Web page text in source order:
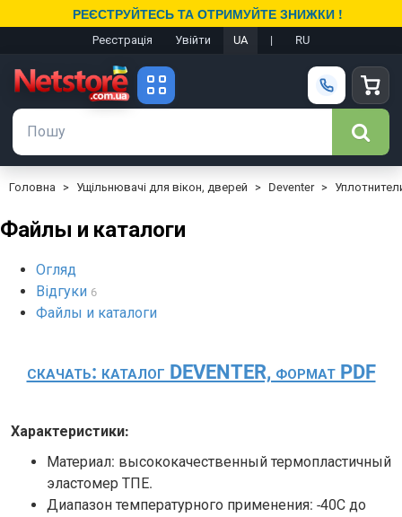
РЕЄСТРУЙТЕСЬ ТА ОТРИМУЙТЕ ЗНИЖКИ !
Реєстрація Увійти UA | RU
Головна Ущільнювачі для вікон, дверей Deventer
Файлы и каталоги
Огляд
Відгуки 6
Файлы и каталоги
скачать: каталог DEVENTER, формат PDF
Характеристики:
Материал: высококачественный термопластичный
эластомер ТПЕ.
Диапазон температурного применения: -40С до